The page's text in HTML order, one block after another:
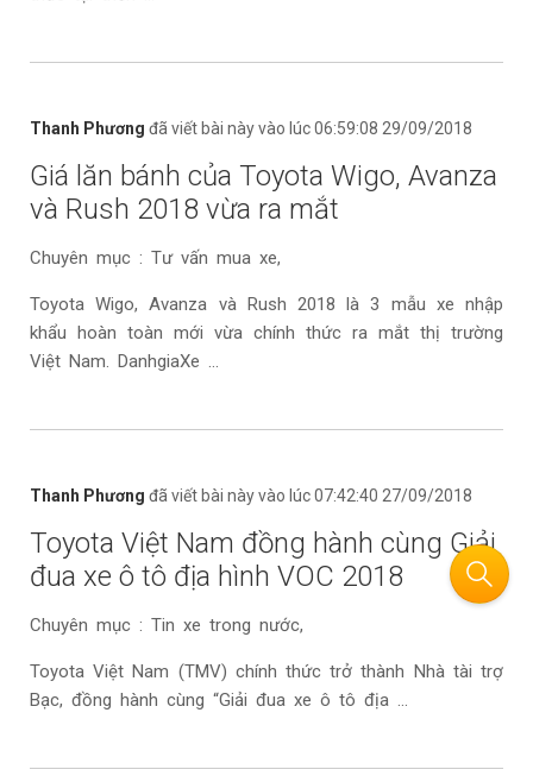
Thanh Phương đã viết bài này vào lúc 06:59:08 29/09/2018
Giá lăn bánh của Toyota Wigo, Avanza
và Rush 2018 vừa ra mắt
Chuyên mục : Tư vấn mua xe,
Toyota Wigo, Avanza và Rush 2018 là 3 mẫu xe nhập
khẩu hoàn toàn mới vừa chính thức ra mắt thị trường
Việt Nam. DanhgiaXe ...
Thanh Phương đã viết bài này vào lúc 07:42:40 27/09/2018
Toyota Việt Nam đồng hành cùng Giải
đua xe ô tô địa hình VOC 2018
Chuyên mục : Tin xe trong nước,
Toyota Việt Nam (TMV) chính thức trở thành Nhà tài trợ
Bạc, đồng hành cùng “Giải đua xe ô tô địa ...